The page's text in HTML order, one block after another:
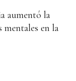
aumentó la
mentales en la